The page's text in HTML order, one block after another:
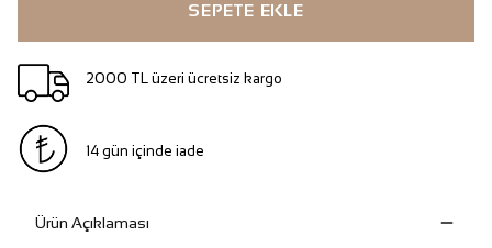
SEPETE EKLE
2000 TL üzeri ücretsiz kargo
14 gün içinde iade
Ürün Açıklaması